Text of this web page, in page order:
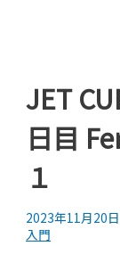
JET
日目
１
2023年11月20日
入門